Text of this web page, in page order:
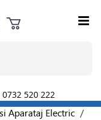
0732 520 222
Aparataj Electric /